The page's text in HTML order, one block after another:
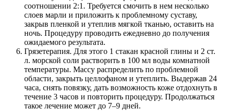
соотношении 2:1. Требуется смочить в нем несколько
слоев марли и приложить к проблемному суставу,
закрыв пленкой и утеплив мягкой тканью, оставить на
ночь. Процедуру проводить ежедневно до получения
ожидаемого результата.
Грязетерапия. Для этого 1 стакан красной глины и 2 ст.
л. морской соли растворить в 100 мл воды комнатной
температуры. Массу распределить по проблемной
области, закрыть целлофаном и утеплить. Выдержав 24
часа, снять повязку, дать возможность коже отдохнуть в
течение 3 часов и повторить процедуру. Продолжаться
такое лечение может до 7–9 дней.